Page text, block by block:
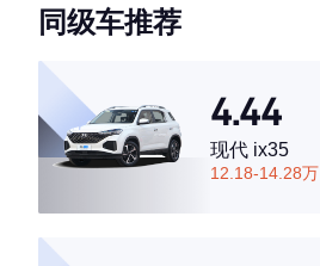
·外观表现一般，低于60%同级车
·空间表现一般，低于78%同级车
同级车推荐
4.44
现代 ix35
12.18-14.28万